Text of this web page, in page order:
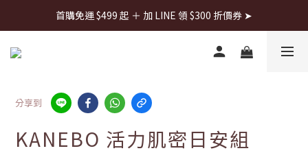
首購免運 $499 起 ＋ 加 LINE 領 $300 折價券 ➤
首購免運 $499 起 ＋ 加 LINE 領 $300 折價券 ➤
分享到
KANEBO 活力肌密日安組